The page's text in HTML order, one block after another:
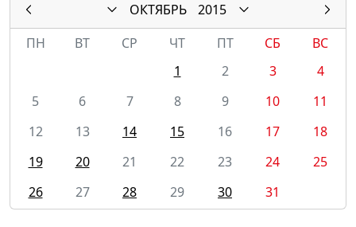
ОКТЯБРЬ
2015
ПН
ВТ СР ЧТ ПТ СБ
ВС
1
2 3
4
5
6 7 8 9 10
11
12
13 14 15 16 17
18
19
20 21 22 23 24
25
26
27 28 29 30 31